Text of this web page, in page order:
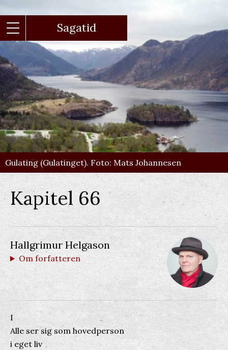
til
hovedindhold
Sagatid
Gulating (Gulatinget). Foto: Mats Johannesen
Kapitel 66
Hallgrimur Helgason
Om forfatteren
I
Alle ser sig som hovedperson
i eget liv